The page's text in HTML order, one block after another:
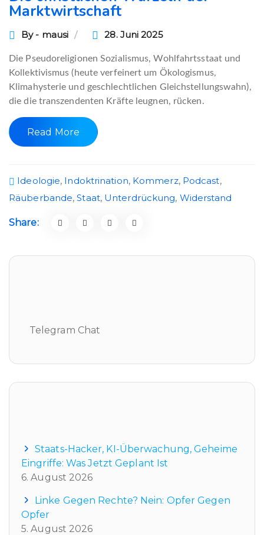
Marktwirtschaft
By - mausi 28. Juni 2025
Die Pseudoreligionen Sozialismus, Wohlfahrtsstaat und
Kollektivismus (heute verfeinert um Ökologismus,
Klimahysterie und geschlechtlichen Gleichstellungswahn),
die die transzendenten Kräfte leugnen, rücken.
Read More
Ideologie, Indoktrination, Kommerz, Podcast,
Räuberbande,Staat, Unterdrückung, Widerstand
Share:
Telegram Chat
Staats-Hacker, KI-Überwachung, Geheime
Eingriffe: Was Jetzt Geplant Ist
6. August 2026
Linke Gegen Rechte? Nein: Opfer Gegen
Opfer
5. August 2026